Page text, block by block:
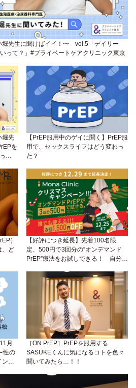
堀先生に聞けばイイ！〜 vol.5「デイリー
って？」#プライベートケアクリニック東京
堀先
を
【PrEP服用中のゲイに聞く】PrEP服
用で、セックスライフはどう変わっ
た？
）
、ど
【好評につき延長】先着100名限
定、500円で3回分の“オンデマンド
PrEP”療法をお試しできる！ 自分の
けよう。＃Mona青山クリニック
月
性の
ンに
［ON PrEP］PrEPを服用する
SASUKEくんに気になるコトを色々
聞いてみたら…！！